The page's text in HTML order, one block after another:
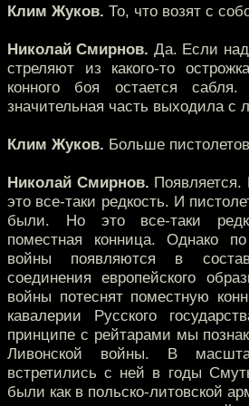
Клим Жуков. То, что возят с
Николай Смирнов. Да. Если
стреляют из какого-то
конного боя остается
значительная часть выходила с
Клим Жуков. Больше
Николай Смирнов.
это все-таки редкость. И
были. Но это все-таки
поместная конница. Однако
войны появляются в
соединения европейского
войны потеснят поместную
кавалерии Русского
принципе с рейтарами мы
Ливонской войны. В
встретились с ней в годы
были как в польско-литовской